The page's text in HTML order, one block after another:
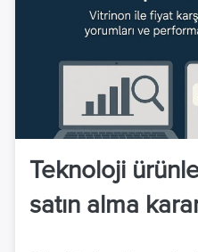
Teknoloji
satın alma